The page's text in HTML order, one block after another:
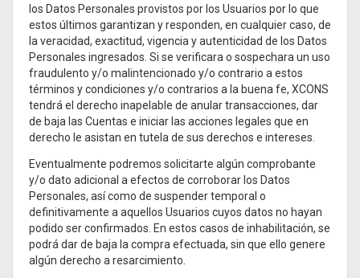
los Datos Personales provistos por los Usuarios por lo que
estos últimos garantizan y responden, en cualquier caso, de
la veracidad, exactitud, vigencia y autenticidad de los Datos
Personales ingresados. Si se verificara o sospechara un uso
fraudulento y/o malintencionado y/o contrario a estos
términos y condiciones y/o contrarios a la buena fe, XCONS
tendrá el derecho inapelable de anular transacciones, dar
de baja las Cuentas e iniciar las acciones legales que en
derecho le asistan en tutela de sus derechos e intereses.
Eventualmente podremos solicitarte algún comprobante
y/o dato adicional a efectos de corroborar los Datos
Personales, así como de suspender temporal o
definitivamente a aquellos Usuarios cuyos datos no hayan
podido ser confirmados. En estos casos de inhabilitación, se
podrá dar de baja la compra efectuada, sin que ello genere
algún derecho a resarcimiento.